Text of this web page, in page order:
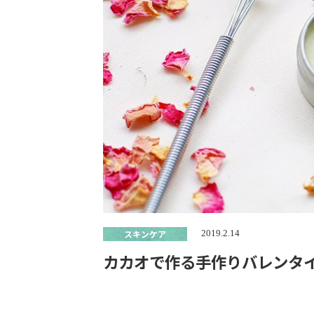
スキンケア 2019.2.14
カカオで作る手作りバレンタ